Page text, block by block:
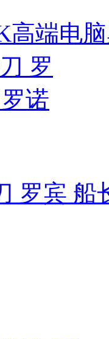
高端电
罗宾